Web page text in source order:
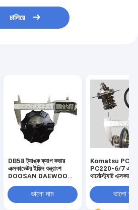
চালিয়ে
DB58 ট্যাঙ্ক ক্যাপ কভার
এক্সকাভেটর ইঞ্জিন যন্ত্রাংশ
DOOSAN DAEWOO
DH220 DH300-5-7
ভালো দাম
Komatsu
PC220-6/7 এর
থার্মোস্ট্যাট
ভালো দাম